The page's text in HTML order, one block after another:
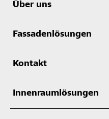
Über uns
Fassadenlösungen
Kontakt
Innenraumlösungen